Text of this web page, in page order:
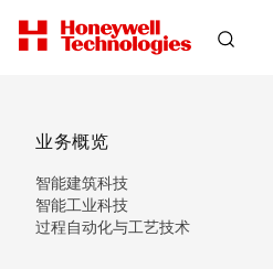
业务概览
智能建筑科技
智能工业科技
过程自动化与工艺技术